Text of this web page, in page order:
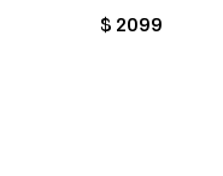
PRICE:
$ 2099